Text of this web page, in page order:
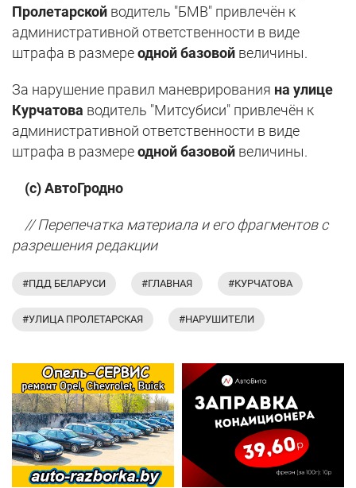
Пролетарской водитель "БМВ" привлечён к
административной ответственности в виде
штрафа в размереодной базовой величины.
За нарушение правил маневрирования на улице
Курчатова водитель "Митсубиси" привлечён к
административной ответственности в виде
штрафа в размереодной базовой величины.
(с) АвтоГродно
// Перепечатка материала и его фрагментов с
разрешения редакции
#ПДД БЕЛАРУСИ #ГЛАВНАЯ #КУРЧАТОВА
#УЛИЦА ПРОЛЕТАРСКАЯ #НАРУШИТЕЛИ